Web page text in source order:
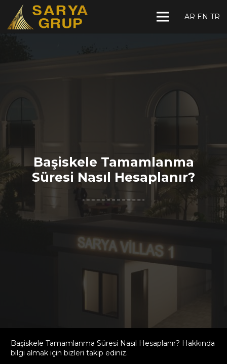
AR EN TR
Başiskele Tamamlanma
Süresi Nasıl Hesaplanır?
Başiskele Tamamlanma Süresi Nasıl Hesaplanır? Hakkında
bilgi almak için bizleri takip ediniz.